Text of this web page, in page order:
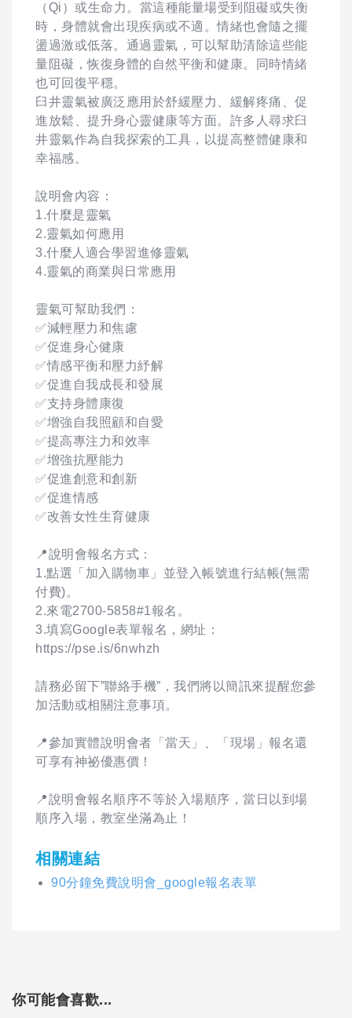
（Qi）或生命力。當這種能量場受到阻礙或失衡
時，身體就會出現疾病或不適。情緒也會隨之擺
盪過激或低落。通過靈氣，可以幫助清除這些能
量阻礙，恢復身體的自然平衡和健康。同時情緒
也可回復平穩。
臼井靈氣被廣泛應用於舒緩壓力、緩解疼痛、促
進放鬆、提升身心靈健康等方面。許多人尋求臼
井靈氣作為自我探索的工具，以提高整體健康和
幸福感。
說明會內容：
1.什麼是靈氣
2.靈氣如何應用
3.什麼人適合學習進修靈氣
4.靈氣的商業與日常應用
靈氣可幫助我們：
✅減輕壓力和焦慮
✅促進身心健康
✅情感平衡和壓力紓解
✅促進自我成長和發展
✅支持身體康復
✅增強自我照顧和自愛
✅提高專注力和效率
✅增強抗壓能力
✅促進創意和創新
✅促進情感
✅改善女性生育健康
📍說明會報名方式：
1.點選「加入購物車」並登入帳號進行結帳(無需
付費)。
2.來電2700-5858#1報名。
3.填寫Google表單報名，網址：
https://pse.is/6nwhzh
請務必留下”聯絡手機”，我們將以簡訊來提醒您參
加活動或相關注意事項。
📍參加實體說明會者「當天」、「現場」報名還
可享有神祕優惠價！
📍說明會報名順序不等於入場順序，當日以到場
順序入場，教室坐滿為止！
相關連結
90分鐘免費說明會_google報名表單
你可能會喜歡...